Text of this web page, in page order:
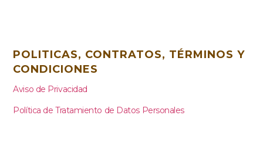
POLITICAS, CONTRATOS, TÉRMINOS Y
CONDICIONES
Aviso de Privacidad
Política de Tratamiento de Datos Personales